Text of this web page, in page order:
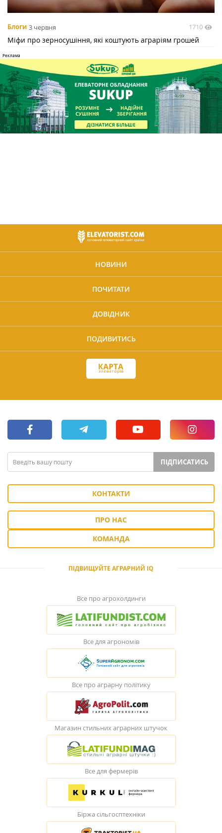
Блоги 3 червня 1710
Міфи про зерносушіння, які коштують аграріям грошей
НОВИНИ
ПОЧИТАТИ
ДОВІДНИК
ПОДИВИТИСЬ
ПІДПИСАТИСЬ
КОНТАКТИ
ПРО НАС
КОМАНДА
ПІДВИЩУЙТЕ АГРАРНИЙ IQ
Все про агрохолдинги
Все для агрономів
Все про аграрну політику
Магазин стильних аграрних штучок
Все для фермерів
Біржа сільгосптехніки